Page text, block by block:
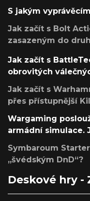
S jakým
Jak začít s Bolt
zasazeným do
Jak začít s
obrovitých
Jak začít s
přes přístupnější
Wargaming
armádní simulace.
Symbaroum
„švédským DnD“?
Deskové hry -